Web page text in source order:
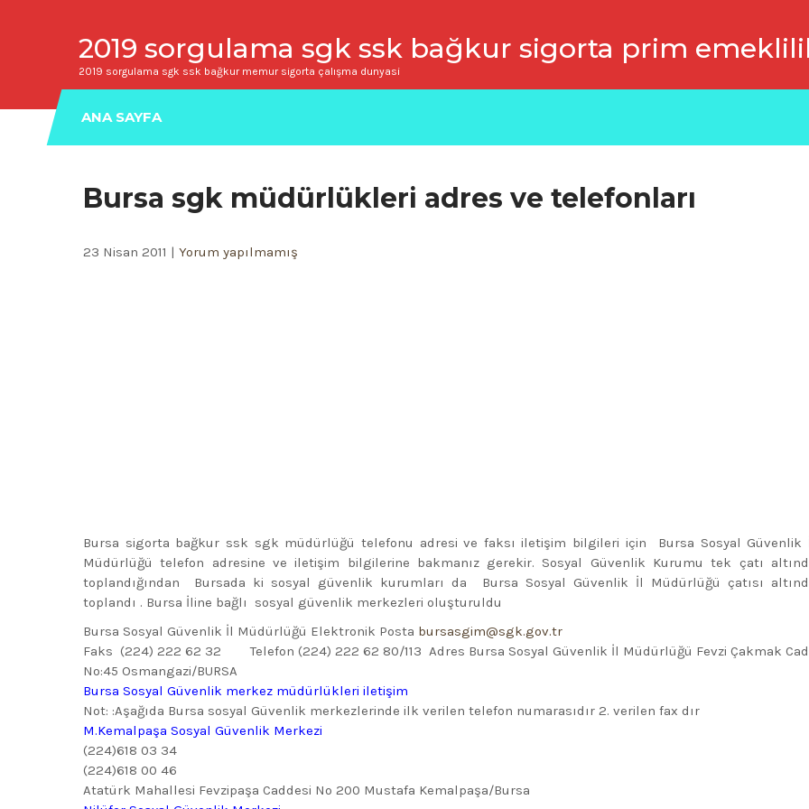
2019 sorgulama sgk ssk bağkur sigorta prim
2019 sorgulama sgk ssk bağkur memur sigorta çalışma dunyasi
ANA SAYFA
Bursa sgk müdürlükleri adres ve telefonları
23 Nisan 2011 | Yorum yapılmamış
Bursa sigorta bağkur ssk sgk müdürlüğü telefonu adresi ve faksı iletişim bilgileri için Bursa Sosyal Güvenlik
Müdürlüğü telefon adresine ve iletişim bilgilerine bakmanız gerekir. Sosyal Güvenlik Kurumu tek çatı
toplandığından Bursada ki sosyal güvenlik kurumları da Bursa Sosyal Güvenlik İl Müdürlüğü çatısı
toplandı . Bursa İline bağlı sosyal güvenlik merkezleri oluşturuldu
Bursa Sosyal Güvenlik İl Müdürlüğü Elektronik Posta bursasgim@sgk.gov.tr
Faks (224) 222 62 32 Telefon (224) 222 62 80/113 Adres Bursa Sosyal Güvenlik İl Müdürlüğü Fevzi Çakmak
No:45 Osmangazi/BURSA
Bursa Sosyal Güvenlik merkez müdürlükleri iletişim
Not: :Aşağıda Bursa sosyal Güvenlik merkezlerinde ilk verilen telefon numarasıdır 2. verilen fax dır
M.Kemalpaşa Sosyal Güvenlik Merkezi
(224)618 03 34
(224)618 00 46
Atatürk Mahallesi Fevzipaşa Caddesi No 200 Mustafa Kemalpaşa/Bursa